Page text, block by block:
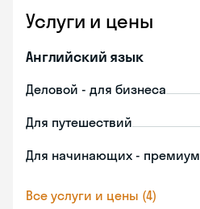
Услуги и цены
Английский язык
Деловой - для бизнеса
Для путешествий
Для начинающих - премиум
Все услуги и цены (4)